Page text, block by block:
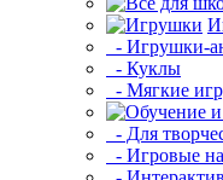
- Игрушки-
- Куклы
- Мягкие
- Для
- Игровые